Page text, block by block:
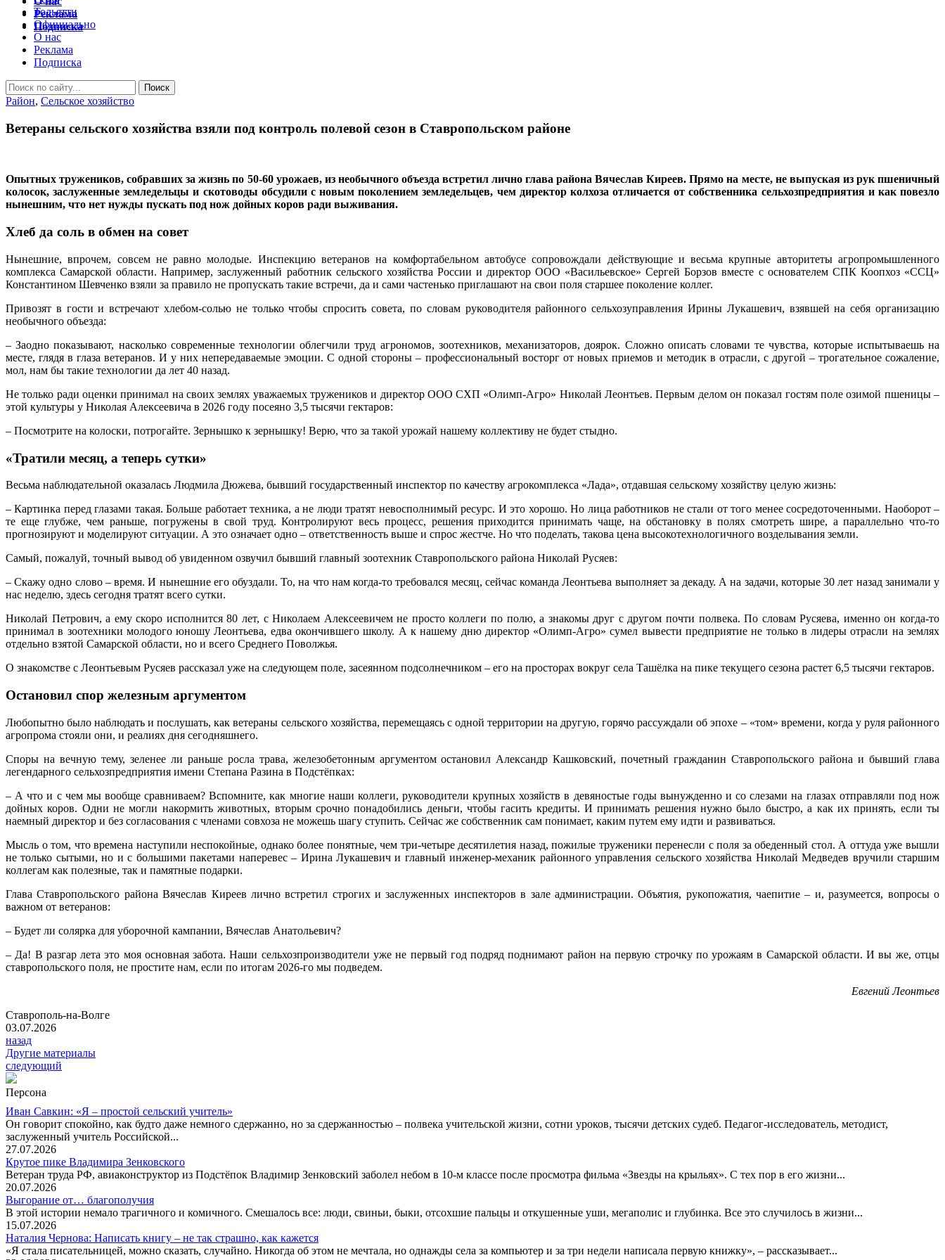
Тольятти
Официально
О нас
Реклама
Подписка
Район, Сельское хозяйство
Ветераны сельского хозяйства взяли под контроль полевой сезон в Ставропольском районе
Опытных тружеников, собравших за жизнь по 50-60 урожаев, из необычного объезда встретил лично глава района Вячеслав Киреев. Прямо на месте, не выпуская из рук пшеничный
колосок, заслуженные земледельцы и скотоводы обсудили с новым поколением земледельцев, чем директор колхоза отличается от собственника сельхозпредприятия и как повезло
нынешним, что нет нужды пускать под нож дойных коров ради выживания.
Хлеб да соль в обмен на совет
Нынешние, впрочем, совсем не равно молодые. Инспекцию ветеранов на комфортабельном автобусе сопровождали действующие и весьма крупные авторитеты агропромышленного
комплекса Самарской области. Например, заслуженный работник сельского хозяйства России и директор ООО «Васильевское» Сергей Борзов вместе с основателем СПК Коопхоз «ССЦ»
Константином Шевченко взяли за правило не пропускать такие встречи, да и сами частенько приглашают на свои поля старшее поколение коллег.
Привозят в гости и встречают хлебом-солью не только чтобы спросить совета, по словам руководителя районного сельхозуправления Ирины Лукашевич, взявшей на себя организацию
необычного объезда:
– Заодно показывают, насколько современные технологии облегчили труд агрономов, зоотехников, механизаторов, доярок. Сложно описать словами те чувства, которые испытываешь на
месте, глядя в глаза ветеранов. И у них непередаваемые эмоции. С одной стороны – профессиональный восторг от новых приемов и методик в отрасли, с другой – трогательное сожаление,
мол, нам бы такие технологии да лет 40 назад.
Не только ради оценки принимал на своих землях уважаемых тружеников и директор ООО СХП «Олимп-Агро» Николай Леонтьев. Первым делом он показал гостям поле озимой пшеницы –
этой культуры у Николая Алексеевича в 2026 году посеяно 3,5 тысячи гектаров:
– Посмотрите на колоски, потрогайте. Зернышко к зернышку! Верю, что за такой урожай нашему коллективу не будет стыдно.
«Тратили месяц, а теперь сутки»
Весьма наблюдательной оказалась Людмила Дюжева, бывший государственный инспектор по качеству агрокомплекса «Лада», отдавшая сельскому хозяйству целую жизнь:
– Картинка перед глазами такая. Больше работает техника, а не люди тратят невосполнимый ресурс. И это хорошо. Но лица работников не стали от того менее сосредоточенными. Наоборот –
те еще глубже, чем раньше, погружены в свой труд. Контролируют весь процесс, решения приходится принимать чаще, на обстановку в полях смотреть шире, а параллельно что-то
прогнозируют и моделируют ситуации. А это означает одно – ответственность выше и спрос жестче. Но что поделать, такова цена высокотехнологичного возделывания земли.
Самый, пожалуй, точный вывод об увиденном озвучил бывший главный зоотехник Ставропольского района Николай Русяев:
– Скажу одно слово – время. И нынешние его обуздали. То, на что нам когда-то требовался месяц, сейчас команда Леонтьева выполняет за декаду. А на задачи, которые 30 лет назад занимали у
нас неделю, здесь сегодня тратят всего сутки.
Николай Петрович, а ему скоро исполнится 80 лет, с Николаем Алексеевичем не просто коллеги по полю, а знакомы друг с другом почти полвека. По словам Русяева, именно он когда-то
принимал в зоотехники молодого юношу Леонтьева, едва окончившего школу. А к нашему дню директор «Олимп-Агро» сумел вывести предприятие не только в лидеры отрасли на землях
отдельно взятой Самарской области, но и всего Среднего Поволжья.
О знакомстве с Леонтьевым Русяев рассказал уже на следующем поле, засеянном подсолнечником – его на просторах вокруг села Ташёлка на пике текущего сезона растет 6,5 тысячи гектаров.
Остановил спор железным аргументом
Любопытно было наблюдать и послушать, как ветераны сельского хозяйства, перемещаясь с одной территории на другую, горячо рассуждали об эпохе – «том» времени, когда у руля районного
агропрома стояли они, и реалиях дня сегодняшнего.
Споры на вечную тему, зеленее ли раньше росла трава, железобетонным аргументом остановил Александр Кашковский, почетный гражданин Ставропольского района и бывший глава
легендарного сельхозпредприятия имени Степана Разина в Подстёпках:
– А что и с чем мы вообще сравниваем? Вспомните, как многие наши коллеги, руководители крупных хозяйств в девяностые годы вынужденно и со слезами на глазах отправляли под нож
дойных коров. Одни не могли накормить животных, вторым срочно понадобились деньги, чтобы гасить кредиты. И принимать решения нужно было быстро, а как их принять, если ты
наемный директор и без согласования с членами совхоза не можешь шагу ступить. Сейчас же собственник сам понимает, каким путем ему идти и развиваться.
Мысль о том, что времена наступили неспокойные, однако более понятные, чем три-четыре десятилетия назад, пожилые труженики перенесли с поля за обеденный стол. А оттуда уже вышли
не только сытыми, но и с большими пакетами наперевес – Ирина Лукашевич и главный инженер-механик районного управления сельского хозяйства Николай Медведев вручили старшим
коллегам как полезные, так и памятные подарки.
Глава Ставропольского района Вячеслав Киреев лично встретил строгих и заслуженных инспекторов в зале администрации. Объятия, рукопожатия, чаепитие – и, разумеется, вопросы о
важном от ветеранов:
– Будет ли солярка для уборочной кампании, Вячеслав Анатольевич?
– Да! В разгар лета это моя основная забота. Наши сельхозпроизводители уже не первый год подряд поднимают район на первую строчку по урожаям в Самарской области. И вы же, отцы
ставропольского поля, не простите нам, если по итогам 2026-го мы подведем.
Евгений Леонтьев
Ставрополь-на-Волге
03.07.2026
назад
Другие материалы
следующий
Персона
Иван Савкин: «Я – простой сельский учитель»
Он говорит спокойно, как будто даже немного сдержанно, но за сдержанностью – полвека учительской жизни, сотни уроков, тысячи детских судеб. Педагог-исследователь, методист,
заслуженный учитель Российской...
27.07.2026
Крутое пике Владимира Зенковского
Ветеран труда РФ, авиаконструктор из Подстёпок Владимир Зенковский заболел небом в 10-м классе после просмотра фильма «Звезды на крыльях». С тех пор в его жизни...
20.07.2026
Выгорание от… благополучия
В этой истории немало трагичного и комичного. Смешалось все: люди, свиньи, быки, отсохшие пальцы и откушенные уши, мегаполис и глубинка. Все это случилось в жизни...
15.07.2026
Наталия Чернова: Написать книгу – не так страшно, как кажется
«Я стала писательницей, можно сказать, случайно. Никогда об этом не мечтала, но однажды села за компьютер и за три недели написала первую книжку», – рассказывает...
Реклама
Подписка